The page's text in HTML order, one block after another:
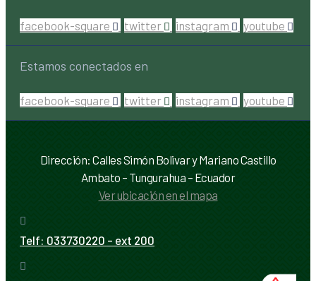
facebook-square twitter instagram youtube
Estamos conectados en
facebook-square twitter instagram youtube
Dirección: Calles Simón Bolivar y Mariano Castillo
Ambato – Tungurahua – Ecuador
Ver ubicación en el mapa
Telf: 033730220 - ext 200